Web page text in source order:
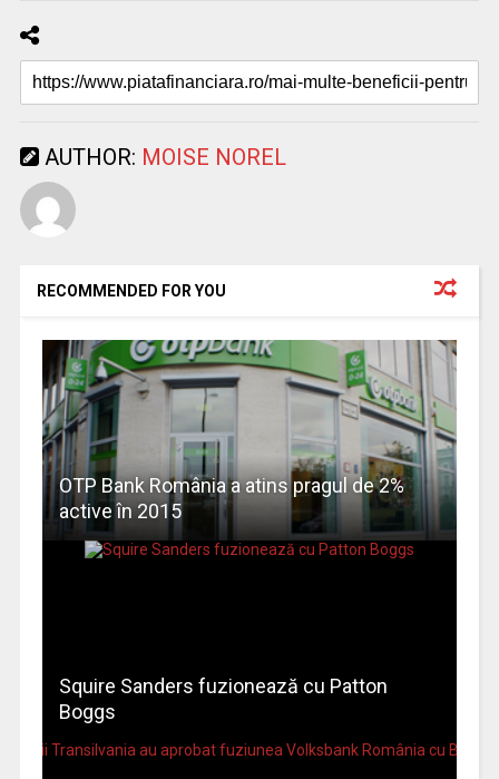
AUTHOR: MOISE NOREL
RECOMMENDED FOR YOU
OTP Bank România a atins pragul de 2%
active în 2015
Squire Sanders fuzionează cu Patton
Boggs